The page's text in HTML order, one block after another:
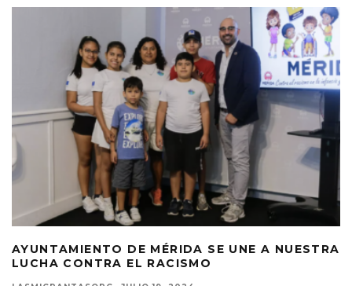
AYUNTAMIENTO DE MÉRIDA SE UNE A NUESTRA
LUCHA CONTRA EL RACISMO